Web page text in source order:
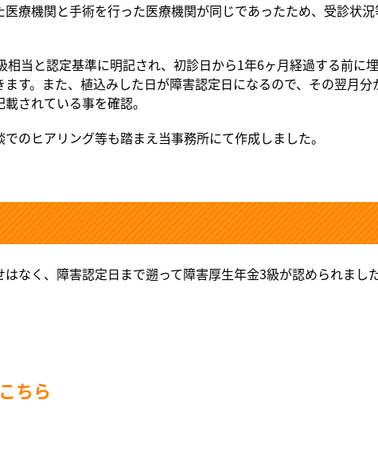
療機関と手術を行った医療機関が同じであったため、受診状
相当と認定基準に明記され、初診日から1年6ヶ月経過する前に
す。また、植込みした日が障害認定日になるので、その翌月
されている事を確認。
のヒアリング等も踏まえ当事務所にて作成しました。
なく、障害認定日まで遡って障害厚生年金3級が認められまし
ちら